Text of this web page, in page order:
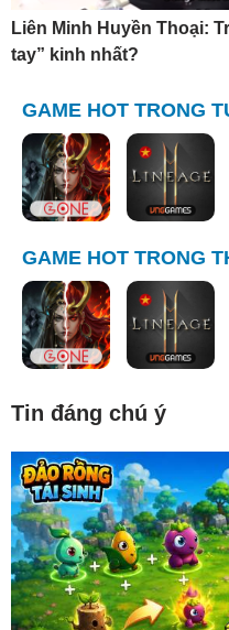
Liên Minh Huyền Thoại:
tay” kinh nhất?
GAME HOT TRONG
GAME HOT TRONG
Tin đáng chú ý